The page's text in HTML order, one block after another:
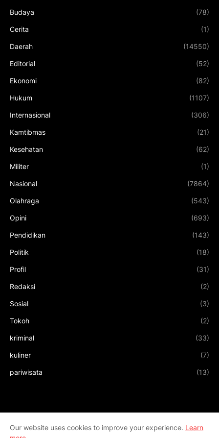
Budaya (78)
Cerita (1)
Daerah (14550)
Editorial (52)
Ekonomi (82)
Hukum (1107)
Internasional (306)
Kamtibmas (21)
Kesehatan (62)
Militer (1)
Nasional (7864)
Olahraga (543)
Opini (693)
Pendidikan (143)
Politik (18)
Profil (31)
Redaksi (2)
Sosial (3)
Tokoh (2)
kriminal (33)
kuliner (7)
pariwisata (13)
Our website uses cookies to improve your experience. Learn